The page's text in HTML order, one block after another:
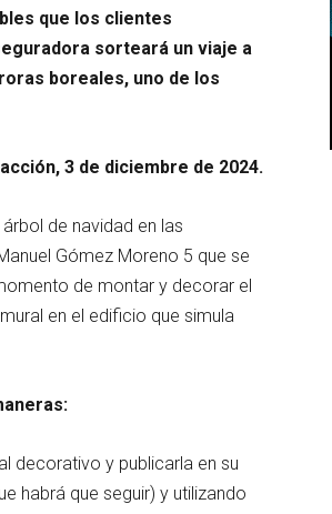
que los clientes
sorteará un viaje a
boreales, uno de los
3 de diciembre de 2024.
de navidad en las
Gómez Moreno 5 que se
de montar y decorar el
en el edificio que simula
decorativo y publicarla en su
habrá que seguir) y utilizando